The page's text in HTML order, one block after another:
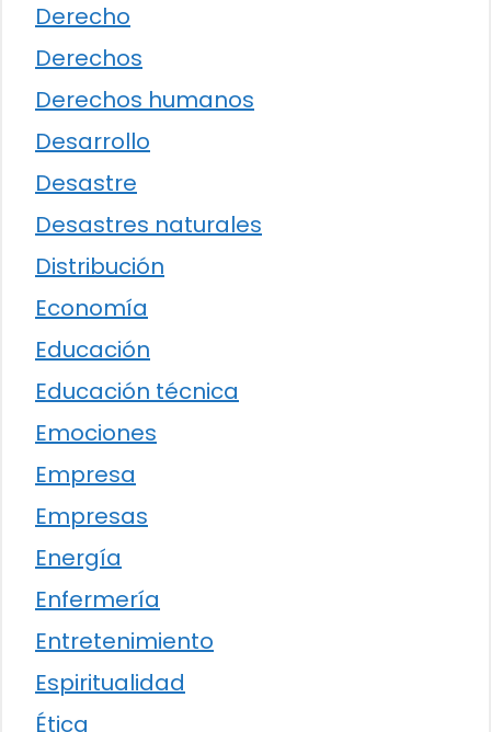
Derecho
Derechos
Derechos humanos
Desarrollo
Desastre
Desastres naturales
Distribución
Economía
Educación
Educación técnica
Emociones
Empresa
Empresas
Energía
Enfermería
Entretenimiento
Espiritualidad
Ética